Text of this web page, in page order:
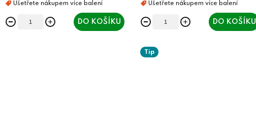
ů
ů
DO KOŠÍKU DO KOŠÍKU
Tip